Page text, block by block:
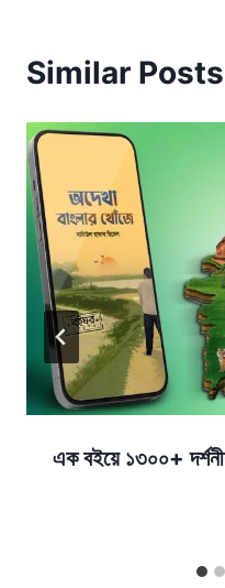
Similar Posts
এক বইয়ে ১৩০০+